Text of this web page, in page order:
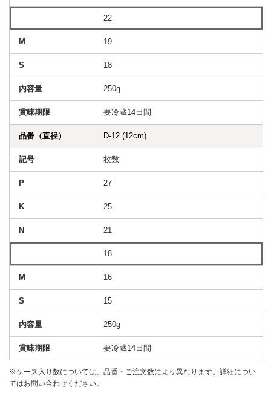
22
19
18
250g
要冷蔵14日間
D-12 (12cm)
枚数
27
25
21
18
16
15
250g
要冷蔵14日間
※ケース入り数については、品番・ご注文数により異なります。詳細につい
てはお問い合わせください。